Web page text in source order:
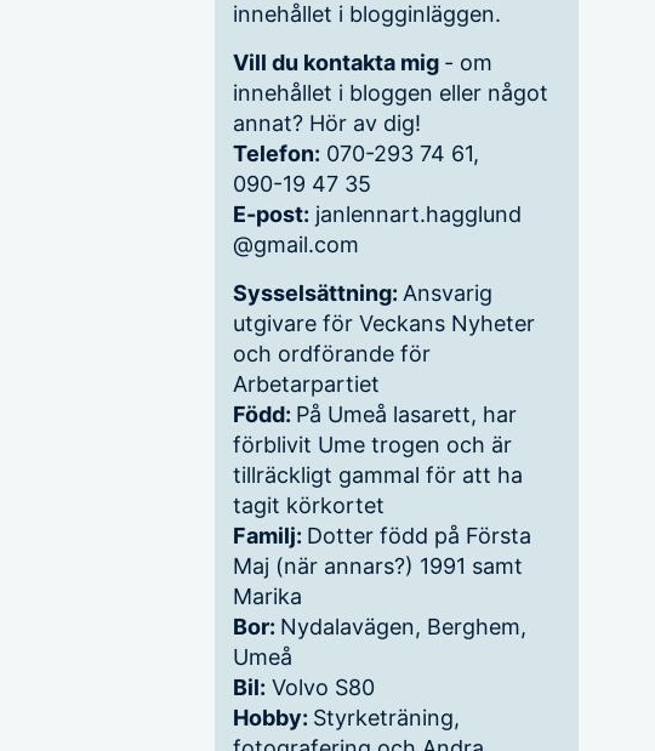
innehållet i blogginläggen.
Vill du kontakta mig - om
innehållet i bloggen eller något
annat? Hör av dig!
Telefon: 070-293 74 61,
090-19 47 35
E-post: janlennart.hagglund
@gmail.com
Sysselsättning: Ansvarig
utgivare för Veckans Nyheter
och ordförande för
Arbetarpartiet
Född: På Umeå lasarett, har
förblivit Ume trogen och är
tillräckligt gammal för att ha
tagit körkortet
Familj: Dotter född på Första
Maj (när annars?) 1991 samt
Marika
Bor: Nydalavägen, Berghem,
Umeå
Bil: Volvo S80
Hobby: Styrketräning,